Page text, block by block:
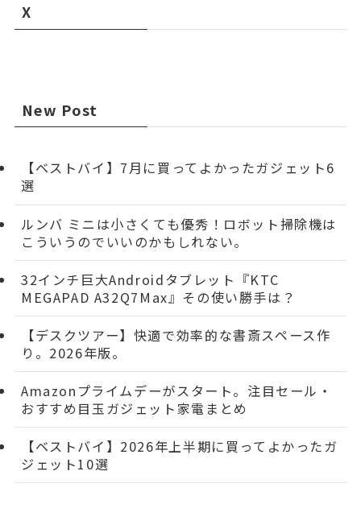
X
New Post
【ベストバイ】7月に買ってよかったガジェット6
選
ルンバ ミニは小さくても優秀！ロボット掃除機は
こういうのでいいのかもしれない。
32インチ巨大Androidタブレット『KTC
MEGAPAD A32Q7Max』その使い勝手は？
【デスクツアー】快適で効率的な書斎スペース作
り。2026年版。
Amazonプライムデーがスタート。注目セール・
おすすめ目玉ガジェット家電まとめ
【ベストバイ】2026年上半期に買ってよかったガ
ジェット10選